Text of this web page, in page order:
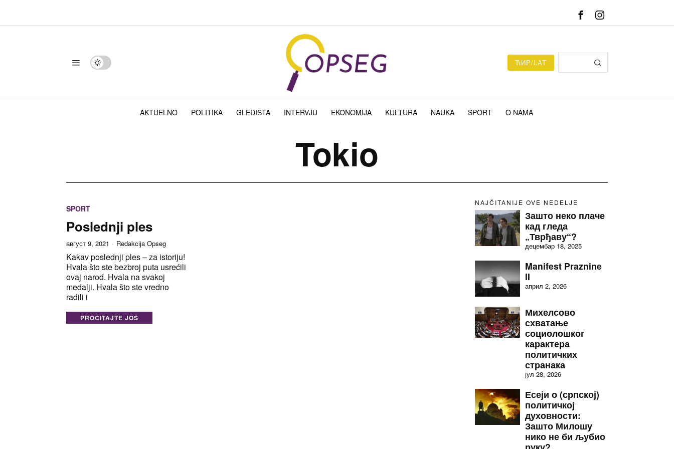
ЋИР/LAT
AKTUELNO POLITIKA GLEDIŠTA INTERVJU EKONOMIJA KULTURA NAUKA SPORT O NAMA
Tokio
SPORT
Poslednji ples
август 9, 2021 Redakcija Opseg
Kakav poslednji ples – za istoriju!
Hvala što ste bezbroj puta usrećili
ovaj narod. Hvala na svakoj
medalji. Hvala što ste vredno
radili i
PROČITAJTE JOŠ
NAJČITANIJE OVE NEDELJE
Зашто неко плаче
кад гледа
„Тврђаву“?
децембар 18, 2025
Manifest Praznine
II
април 2, 2026
Михелсово
схватање
социолошког
карактера
политичких
странака
јул 28, 2026
Есеји о (српској)
политичкој
духовности:
Зашто Милошу
нико не би љубио